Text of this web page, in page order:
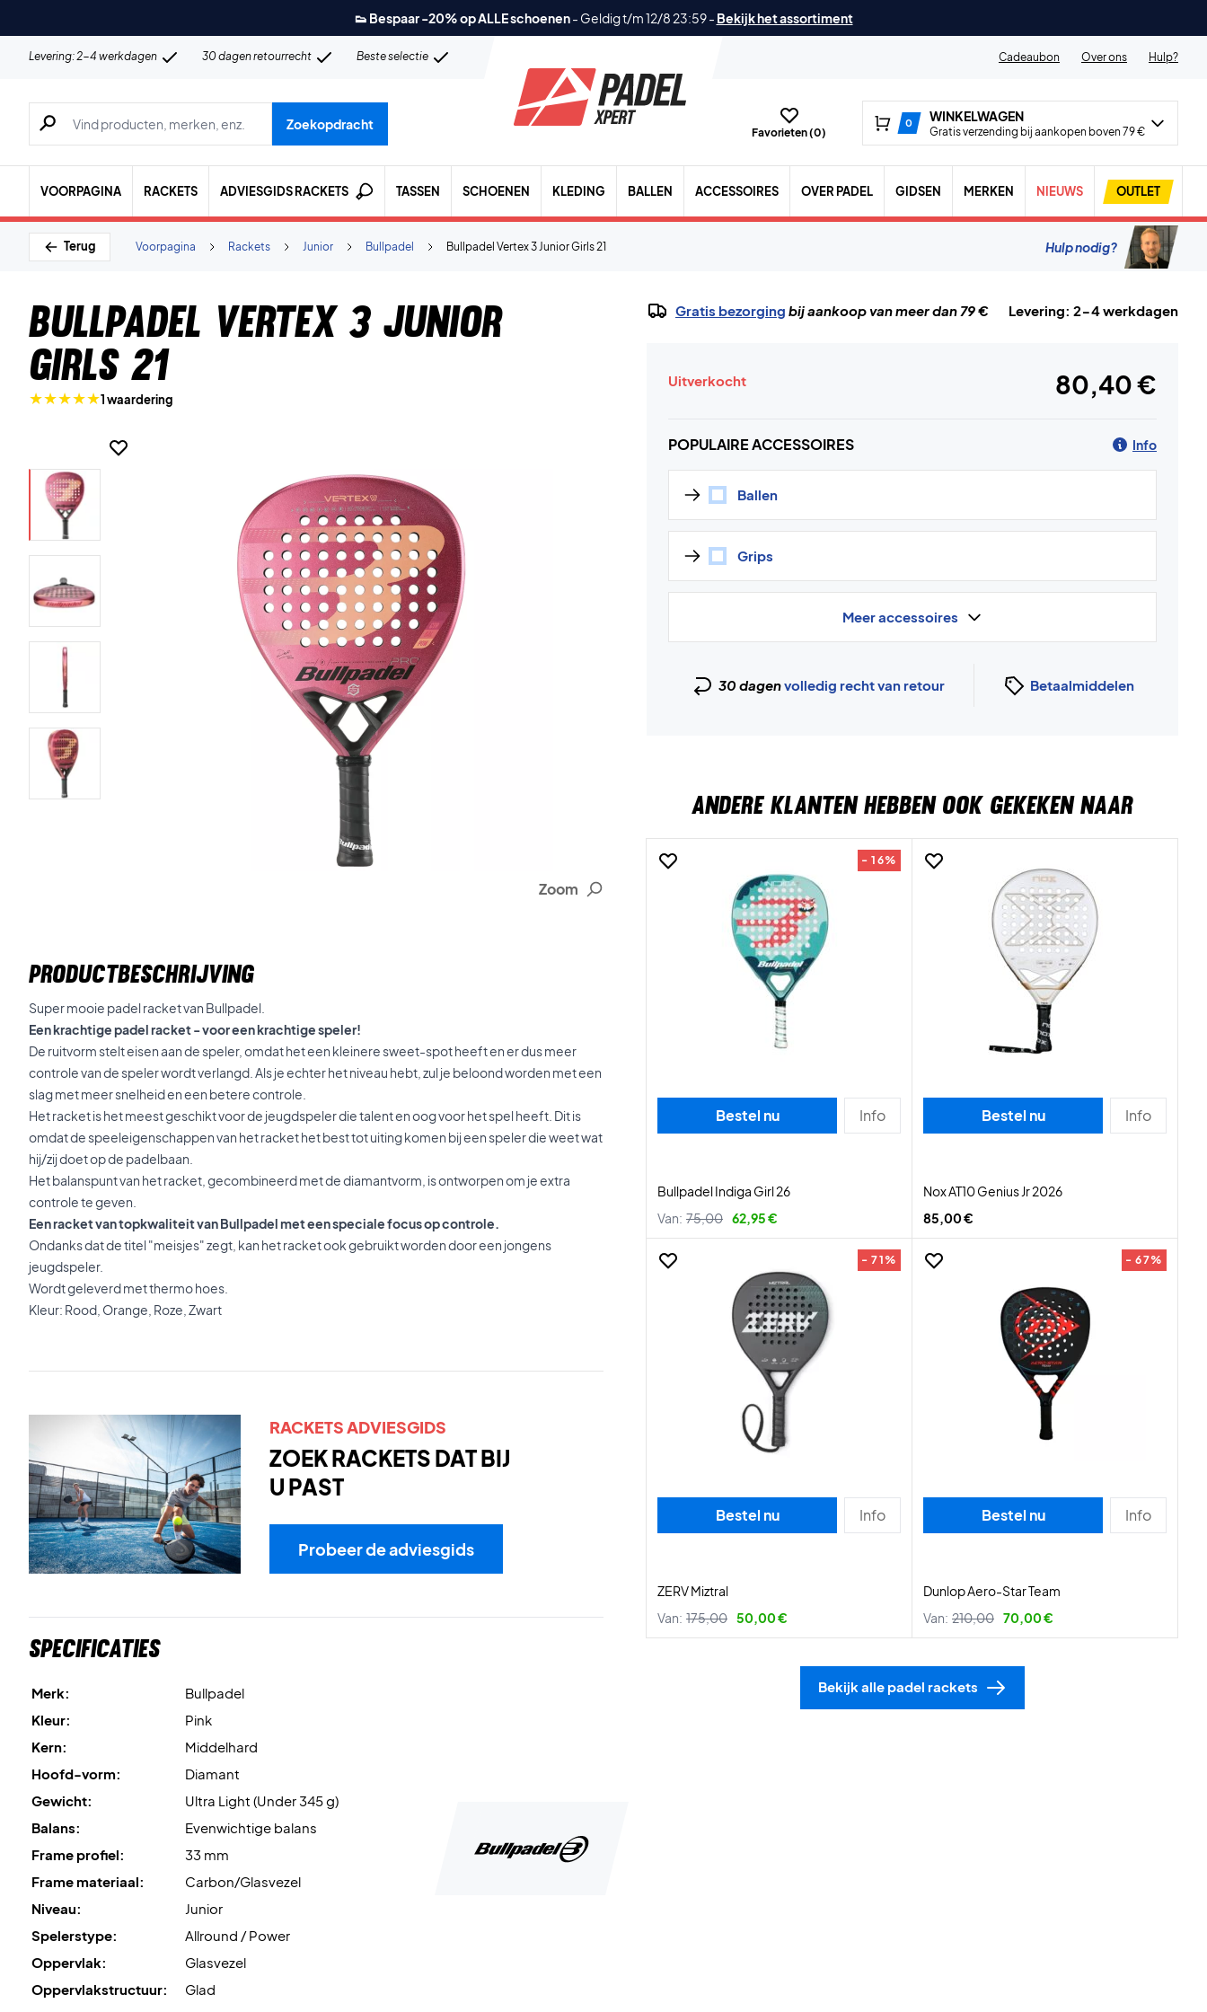
👟 Bespaar -20% op ALLE schoenen- Geldig t/m 12/8 23:59- Bekijk het assortiment
Levering: 2-4 werkdagen 30 dagen retourrecht Beste selectie Cadeaubon Over ons Hulp?
Zoeken naar producten, merken etc.
Zoekopdracht
Favorieten (0)
0 WINKELWAGEN
Gratis verzending bij aankopen boven 79 €
VOORPAGINA RACKETS ADVIESGIDS RACKETS TASSEN SCHOENEN KLEDING BALLEN ACCESSOIRES OVER PADEL GIDSEN MERKEN NIEUWS OUTLET
Terug Bullpadel Vertex 3 Junior Girls 21
Bullpadel
Junior
Rackets
Voorpagina Hulp nodig?
Bullpadel Vertex 3 Junior
Girls 21
1 waardering
Zoom
PRODUCTBESCHRIJVING
Super mooie padel racket van Bullpadel.
Een krachtige padel racket - voor een krachtige speler!
De ruitvorm stelt eisen aan de speler, omdat het een kleinere sweet-spot heeft en er dus meer
controle van de speler wordt verlangd. Als je echter het niveau hebt, zul je beloond worden met een
slag met meer snelheid en een betere controle.
Het racket is het meest geschikt voor de jeugdspeler die talent en oog voor het spel heeft. Dit is
omdat de speeleigenschappen van het racket het best tot uiting komen bij een speler die weet wat
hij/zij doet op de padelbaan.
Het balanspunt van het racket, gecombineerd met de diamantvorm, is ontworpen om je extra
controle te geven.
Een racket van topkwaliteit van Bullpadel met een speciale focus op controle.
Ondanks dat de titel "meisjes" zegt, kan het racket ook gebruikt worden door een jongens
jeugdspeler.
Wordt geleverd met thermo hoes.
Kleur: Rood, Orange, Roze, Zwart
RACKETS ADVIESGIDS
ZOEK RACKETS DAT BIJ
U PAST
Probeer de adviesgids
Specificaties
Merk:
Bullpadel
Kleur:
Pink
Kern:
Middelhard
Hoofd-vorm:
Diamant
Gewicht:
Ultra Light (Under 345 g)
Balans:
Evenwichtige balans
Frame profiel:
33 mm
Frame materiaal:
Carbon/Glasvezel
Niveau:
Junior
Spelerstype:
Allround / Power
Oppervlak:
Glasvezel
Oppervlakstructuur:
Glad
Gratis bezorging bij aankoop van meer dan 79 € Levering: 2-4 werkdagen
Uitverkocht 80,40 €
POPULAIRE ACCESSOIRES Info
Ballen
Grips
Meer accessoires
30 dagenvolledig recht van retour Betaalmiddelen
ANDERE KLANTEN HEBBEN OOK GEKEKEN NAAR
- 16%
Bestel nu Info
Bullpadel Indiga Girl 26
Van: 75,00 62,95 €
Bestel nu Info
Nox AT10 Genius Jr 2026
85,00 €
- 71%
Bestel nu Info
ZERV Miztral
Van: 175,00 50,00 €
- 67%
Bestel nu Info
Dunlop Aero-Star Team
Van: 210,00 70,00 €
Bekijk alle padel rackets